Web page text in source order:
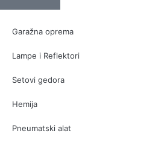
Garažna oprema
Lampe i Reflektori
Setovi gedora
Hemija
Pneumatski alat